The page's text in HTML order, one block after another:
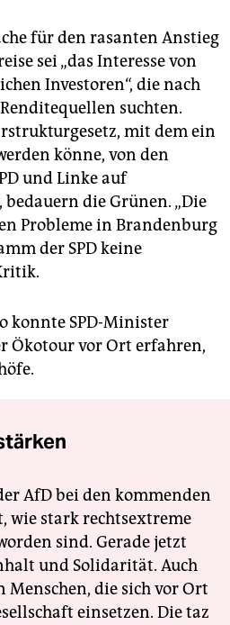
für den rasanten Anstieg
sei „das Interesse von
Investoren“, die nach
suchten.
mit dem ein
könne, von den
und Linke auf
die Grünen. „Die
Probleme in Brandenburg
der SPD keine
konnte SPD-Minister
Ökotour vor Ort erfahren,
AfD bei den kommenden
wie stark rechtsextreme
sind. Gerade jetzt
und Solidarität. Auch
die sich vor Ort
einsetzen. Die taz